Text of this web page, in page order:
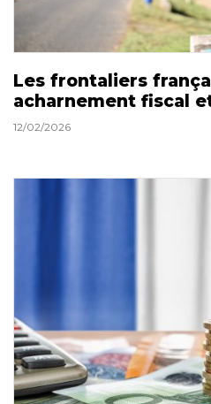
Les frontaliers
acharnement fiscal
12/02/2026